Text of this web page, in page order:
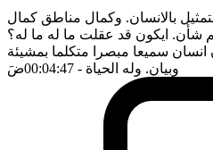
بالانسان. وكمال مناطق كمال
شأن. ايكون قد عقلت ما له ما له؟
انسان سميعا مبصرا متكلما بمشيئة
وبيان. وله الحياة - 00:04:47 ضَ